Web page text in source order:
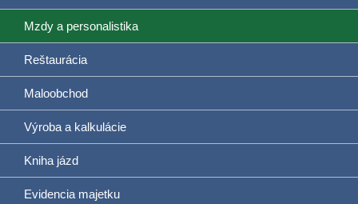
Mzdy a personalistika
Reštaurácia
Maloobchod
Výroba a kalkulácie
Kniha jázd
Evidencia majetku